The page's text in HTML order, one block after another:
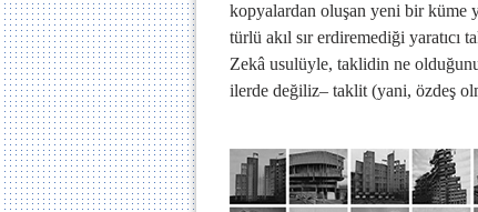
kopyalardan oluşan yeni bir küme
türlü akıl sır erdiremediği
Zekâ usulüyle, taklidin ne
ilerde değiliz– taklit (yani, özdeş